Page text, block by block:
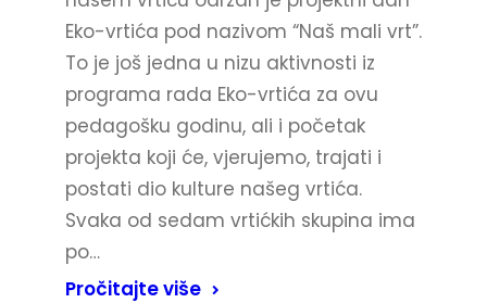
Eko-vrtića pod nazivom “Naš mali vrt”.
To je još jedna u nizu aktivnosti iz
programa rada Eko-vrtića za ovu
pedagošku godinu, ali i početak
projekta koji će, vjerujemo, trajati i
postati dio kulture našeg vrtića.
Svaka od sedam vrtićkih skupina ima
po…
Pročitajte više